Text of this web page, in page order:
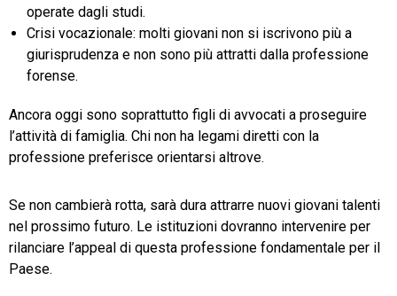
operate dagli studi.
Crisi vocazionale: molti giovani non si iscrivono più a
giurisprudenza e non sono più attratti dalla professione
forense.
Ancora oggi sono soprattutto figli di avvocati a proseguire
l’attività di famiglia. Chi non ha legami diretti con la
professione preferisce orientarsi altrove.
Se non cambierà rotta, sarà dura attrarre nuovi giovani talenti
nel prossimo futuro. Le istituzioni dovranno intervenire per
rilanciare l’appeal di questa professione fondamentale per il
Paese.